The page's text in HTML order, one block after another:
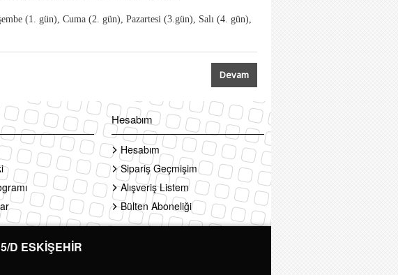
(1. gün), Cuma (2. gün), Pazartesi (3.gün), Salı (4. gün),
Devam
Hesabım
Hesabım
Sipariş Geçmişim
Alışveriş Listem
Bülten Aboneliği
D ESKİŞEHİR